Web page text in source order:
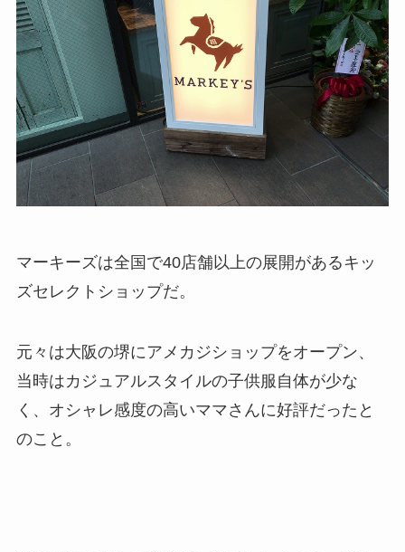
マーキーズは全国で40店舗以上の展開があるキッ
ズセレクトショップだ。
元々は大阪の堺にアメカジショップをオープン、
当時はカジュアルスタイルの子供服自体が少な
く、オシャレ感度の高いママさんに好評だったと
のこと。